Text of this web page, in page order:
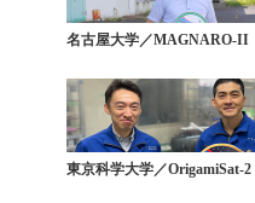
名古屋大学／MAGNARO-II
東京科学大学／OrigamiSat-2